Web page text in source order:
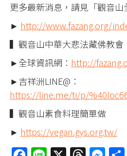
更多最新消息，請見「觀音山
► http://www.fazang.org/
▍觀音山中華大悲法藏佛教會
►全球資訊網： http://
►吉祥洲LINE@：
https://line.me/ti/p/
▍觀音山素食料理簡單做
► https://vegan.gys.org.tw/